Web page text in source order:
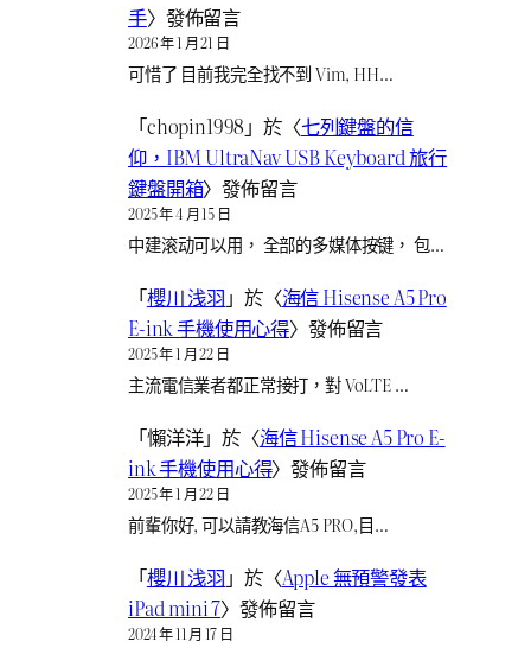
手〉發佈留言
2026 年 1 月 21 日
可惜了 目前我完全找不到 Vim, HH…
「chopin1998 」於〈七列鍵盤的信
仰，IBM UltraNav USB Keyboard 旅行
鍵盤開箱〉發佈留言
2025 年 4 月 15 日
中建滚动可以用， 全部的多媒体按键， 包…
「櫻川 浅羽 」於〈海信 Hisense A5 Pro
E-ink 手機使用心得〉發佈留言
2025 年 1 月 22 日
主流電信業者都正常接打，對 VoLTE …
「懶洋洋」於〈海信 Hisense A5 Pro E-
ink 手機使用心得〉發佈留言
2025 年 1 月 22 日
前輩你好, 可以請教海信A5 PRO,目…
「櫻川 浅羽 」於〈Apple 無預警發表
iPad mini 7〉發佈留言
2024 年 11 月 17 日